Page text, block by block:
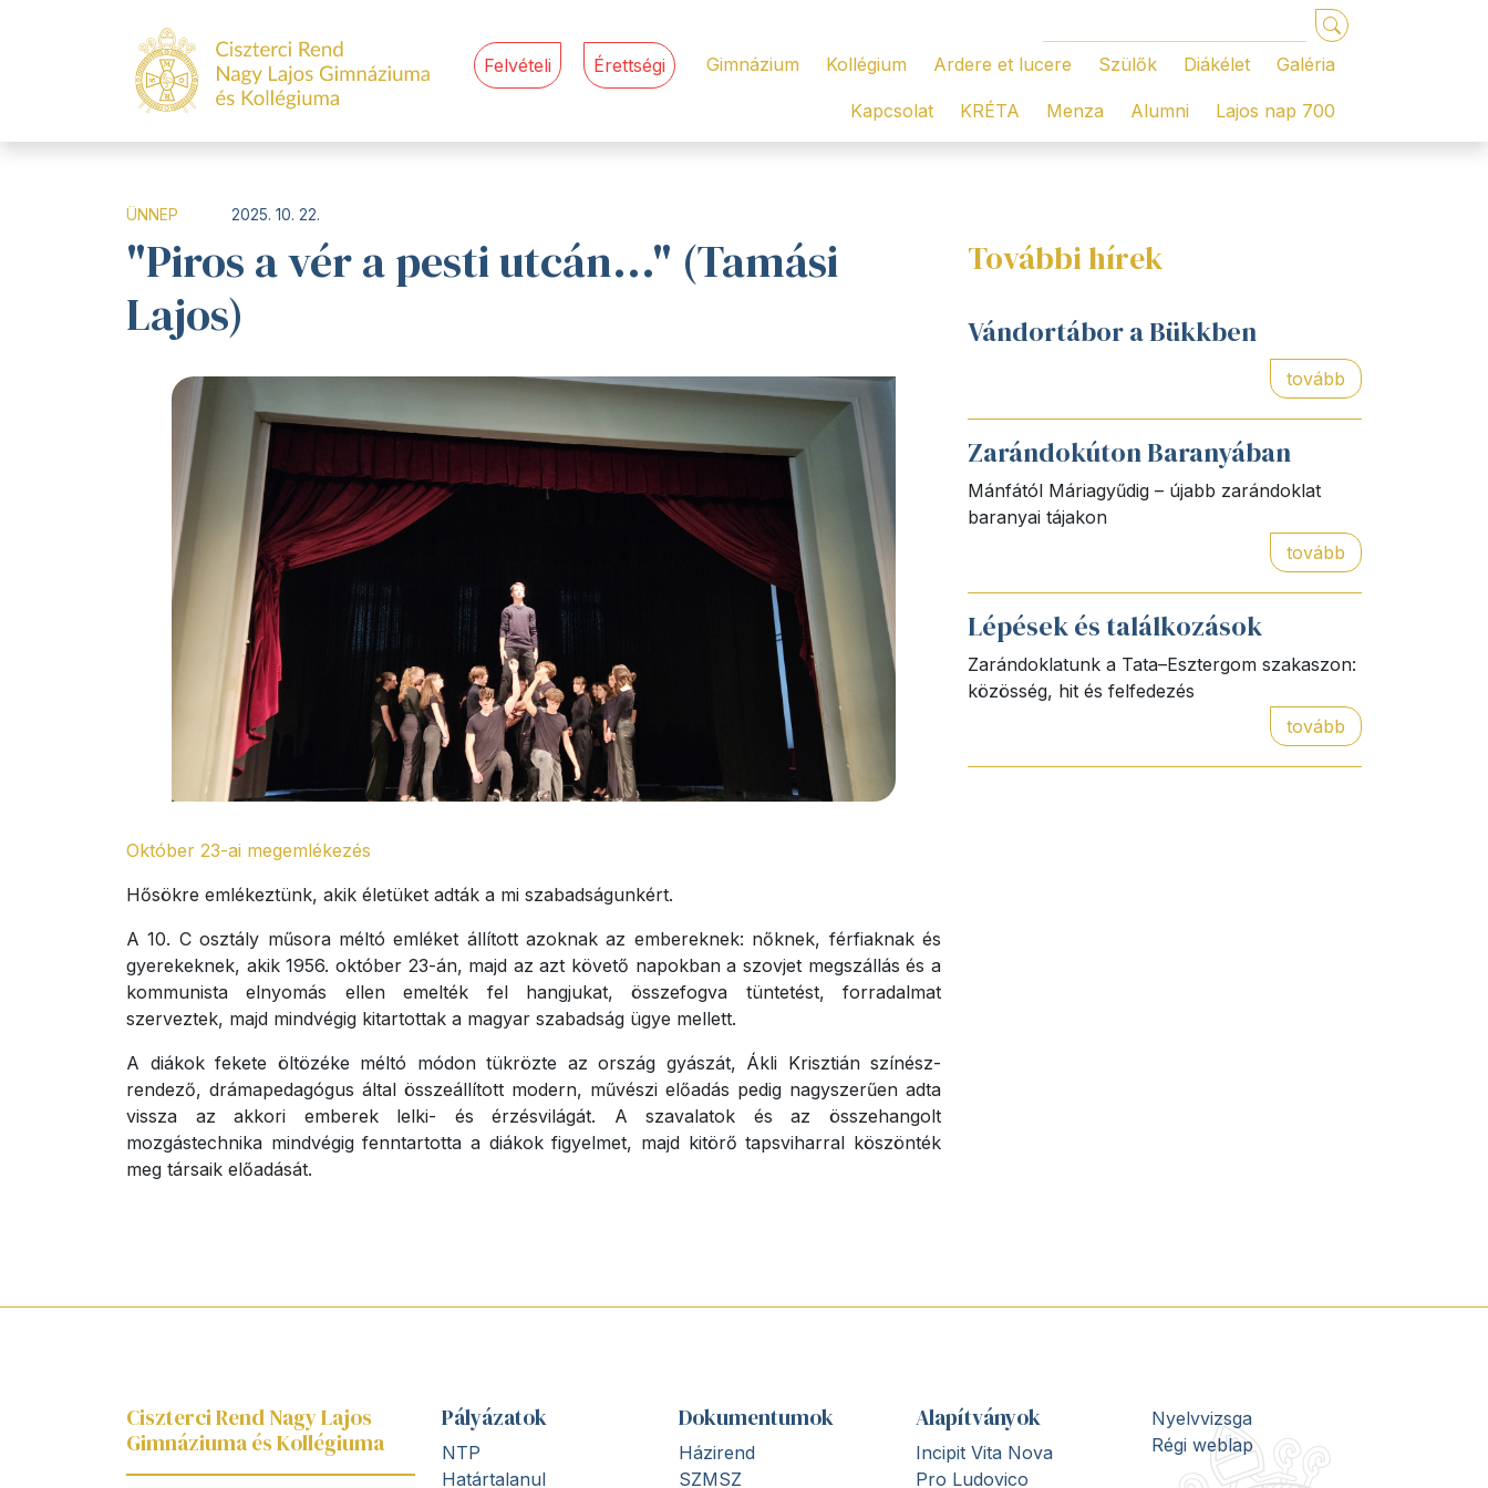
Felvételi Érettségi Gimnázium Kollégium Ardere et lucere Szülők Diákélet Galéria
Kapcsolat KRÉTA Menza Alumni Lajos nap 700
ÜNNEP 2025. 10. 22.
"Piros a vér a pesti utcán..." (Tamási
Lajos)
Október 23-ai megemlékezés
Hősökre emlékeztünk, akik életüket adták a mi szabadságunkért.
A 10. C osztály műsora méltó emléket állított azoknak az embereknek: nőknek, férfiaknak és
gyerekeknek, akik 1956. október 23-án, majd az azt követő napokban a szovjet megszállás és a
kommunista elnyomás ellen emelték fel hangjukat, összefogva tüntetést, forradalmat
szerveztek, majd mindvégig kitartottak a magyar szabadság ügye mellett.
A diákok fekete öltözéke méltó módon tükrözte az ország gyászát, Ákli Krisztián színész-
rendező, drámapedagógus által összeállított modern, művészi előadás pedig nagyszerűen adta
vissza az akkori emberek lelki- és érzésvilágát. A szavalatok és az összehangolt
mozgástechnika mindvégig fenntartotta a diákok figyelmet, majd kitörő tapsviharral köszönték
meg társaik előadását.
További hírek
Vándortábor a Bükkben
tovább
Zarándokúton Baranyában
Mánfától Máriagyűdig – újabb zarándoklat
baranyai tájakon
tovább
Lépések és találkozások
Zarándoklatunk a Tata–Esztergom szakaszon:
közösség, hit és felfedezés
tovább
Ciszterci Rend Nagy Lajos
Gimnáziuma és Kollégiuma
Pályázatok
NTP
Határtalanul
Dokumentumok
Házirend
SZMSZ
Alapítványok
Incipit Vita Nova
Pro Ludovico
Nyelvvizsga
Régi weblap